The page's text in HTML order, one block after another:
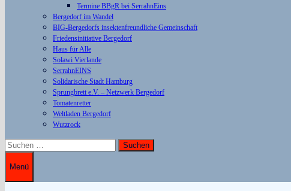
Termine BBgR bei SerrahnEins
Bergedorf im Wandel
BIG-Bergedorfs insektenfreundliche Gemeinschaft
Friedensinitiative Bergedorf
Haus für Alle
Solawi Vierlande
SerrahnEINS
Solidarische Stadt Hamburg
Sprungbrett e.V. – Netzwerk Bergedorf
Tomatenretter
Weltladen Bergedorf
Wutzrock
Suchen
nach:
Menü